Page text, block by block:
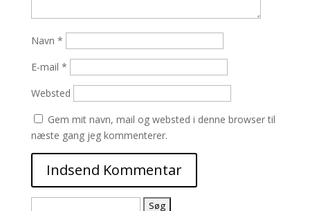
Navn *
E-mail *
Websted
Gem mit navn, mail og websted i denne browser til
næste gang jeg kommenterer.